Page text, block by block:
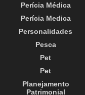
Perícia Médica
Perícia Medica
Personalidades
Pesca
Pet
Pet
Planejamento
Patrimonial